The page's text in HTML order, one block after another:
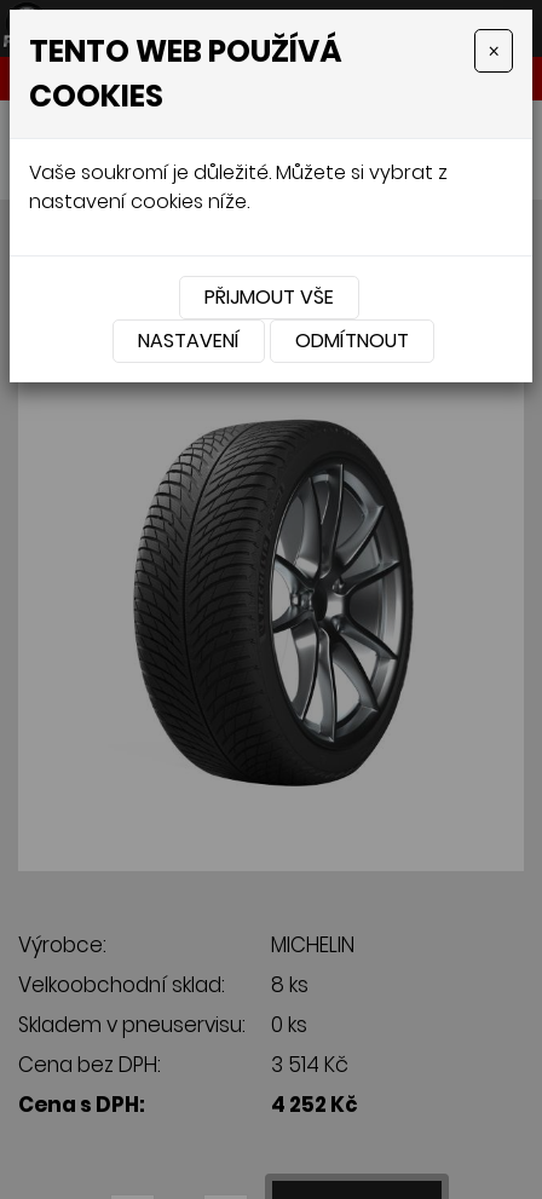
MICHELIN PILOT ALPIN 5 FSL 245/40 R18 97V
245/40 R18 97V
Výrobce:
MICHELIN
Velkoobchodní sklad:
8 ks
Skladem v pneuservisu:
0 ks
Cena bez DPH:
3 514 Kč
Cena s DPH:
4 252 Kč
TENTO WEB POUŽÍVÁ
COOKIES
×
Vaše soukromí je důležité. Můžete si vybrat z
nastavení cookies níže.
PŘIJMOUT VŠE
NASTAVENÍ
ODMÍTNOUT